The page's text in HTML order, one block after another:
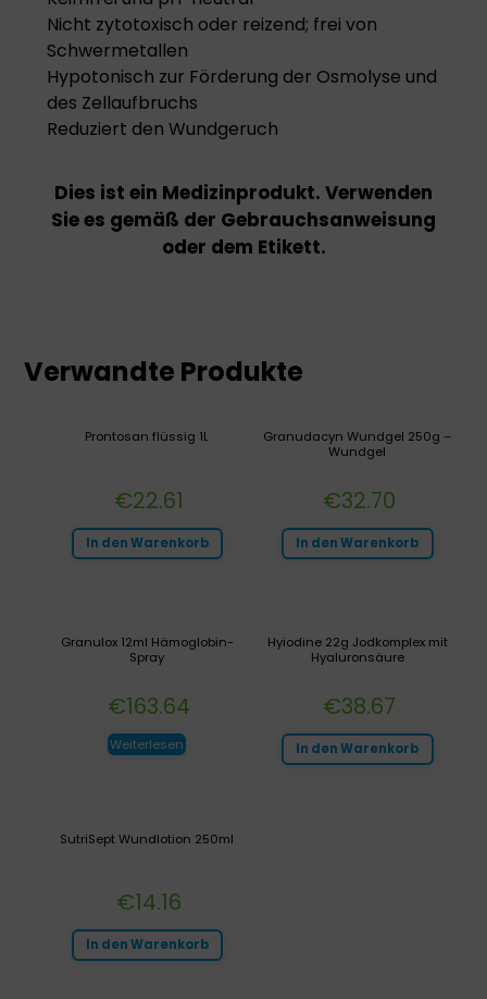
Nicht zytotoxisch oder reizend; frei von
Schwermetallen
Hypotonisch zur Förderung der Osmolyse und
des Zellaufbruchs
Reduziert den Wundgeruch
Dies ist ein Medizinprodukt. Verwenden
Sie es gemäß der Gebrauchsanweisung
oder dem Etikett.
Verwandte Produkte
Granudacyn Wundgel 250g –
Wundgel
€32.70
In den Warenkorb
Prontosan flüssig 1L
€22.61
In den Warenkorb
Hyiodine 22g Jodkomplex mit
Hyaluronsäure
€38.67
In den Warenkorb
Granulox 12ml Hämoglobin-
Spray
€163.64
Weiterlesen
SutriSept Wundlotion 250ml
€14.16
In den Warenkorb